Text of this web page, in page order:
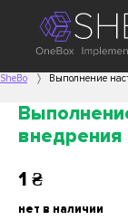
SheBo Выполнение
внедрения
1 ₴
нет в наличии